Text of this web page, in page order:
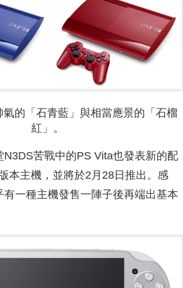
的「石青藍」與相當應景的「石榴
紅」。
N3DS苦戰中的PS Vita也發表新的配
本主機，並將於2月28日推出。感
有一種主機發售一陣子後再端出基本